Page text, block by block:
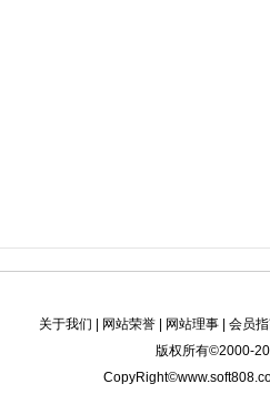
关于我们 网站荣誉 网站理事 会员
版权所有©2000-